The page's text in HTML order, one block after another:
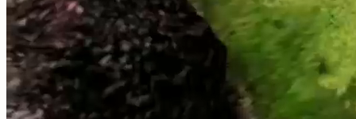
Detaillierte Dämmprofile